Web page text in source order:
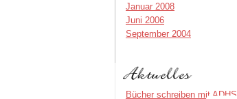
Januar 2008
Juni 2006
September 2004
Bücher schreiben mit ADHS